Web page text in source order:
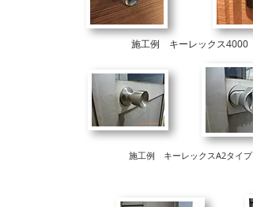
施工例 キーレックス4000
施工例 キーレックスA2タイプ